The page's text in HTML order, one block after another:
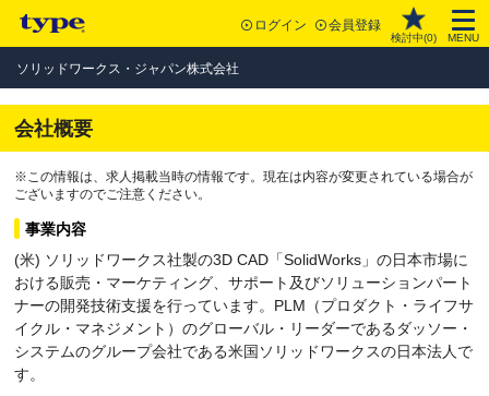
ログイン 会員登録
検討中(0) MENU
ソリッドワークス・ジャパン株式会社
会社概要
※この情報は、求人掲載当時の情報です。現在は内容が変更されている場合が
ございますのでご注意ください。
事業内容
(米) ソリッドワークス社製の3D CAD「SolidWorks」の日本市場に
おける販売・マーケティング、サポート及びソリューションパート
ナーの開発技術支援を行っています。PLM（プロダクト・ライフサ
イクル・マネジメント）のグローバル・リーダーであるダッソー・
システムのグループ会社である米国ソリッドワークスの日本法人で
す。